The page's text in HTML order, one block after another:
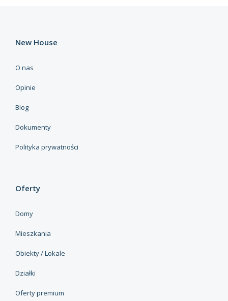
New House
O nas
Opinie
Blog
Dokumenty
Polityka prywatności
Oferty
Domy
Mieszkania
Obiekty / Lokale
Działki
Oferty premium